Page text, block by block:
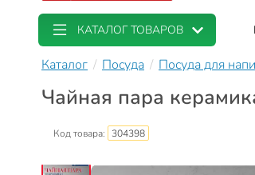
КАТАЛОГ ТОВАРОВ
Каталог Посуда Посуда для
Чайная пара
Код товара: 304398